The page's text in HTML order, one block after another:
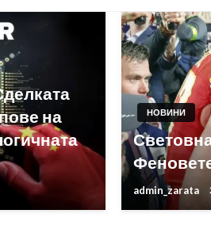
на
НОВИНИ
admin_zarata